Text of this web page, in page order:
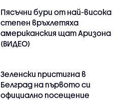
Пясъчни бури от най-висока
степен връхлетяха
американския щат Аризона
(ВИДЕО)
Зеленски пристигна в
Белград на първото си
официално посещение